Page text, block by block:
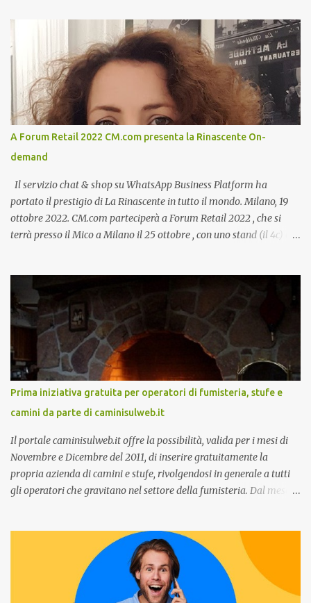
A Forum Retail 2022 CM.com presenta la Rinascente On-
demand
Il servizio chat & shop su WhatsApp Business Platform ha
portato il prestigio di La Rinascente in tutto il mondo. Milano, 19
ottobre 2022. CM.com parteciperà a Forum Retail 2022 , che si
terrà presso il Mico a Milano il 25 ottobre , con uno stand (il 4c) e
tramite WhatsApp Business ”. Il primo appuntamento è per le ore
14:30 con Cristina Parigi, Country Manager di CM.com Italia, che
terrà una presentazione dal titolo:” Il presente e futuro del
Customer care omnicanale: come incontrare le aspettative dei
clienti ”. I punti che verranno affrontati sono il Customer care, lo
stato dell’arte e i punti di miglioramento, quali i molteplici canali di
comunicazione e quali utilizzare in ottica di miglioramento, le
previsioni da oggi al 2030 su come rispondere alle aspettative del
c...
Prima iniziativa gratuita per operatori di fumisteria, stufe e
camini da parte di caminisulweb.it
Il portale caminisulweb.it offre la possibilità, valida per i mesi di
Novembre e Dicembre del 2011, di inserire gratuitamente la
propria azienda di camini e stufe, rivolgendosi in generale a tutti
gli operatori che gravitano nel settore della fumisteria. Dal mese di
impianti di riscaldamento, stufe e camini, e fumisteria in generale
offre la registrazione gratuita a vantaggio di tutte le aziende
operanti nel settore. E’ possibile infatti all’interno del sito inserire
gratuitamente i propri dati aziendali, indirizzi, recapiti, recensione